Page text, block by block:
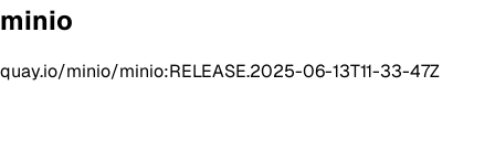
minio
quay.io/minio/minio:RELEASE.2025-06-13T11-33-47Z